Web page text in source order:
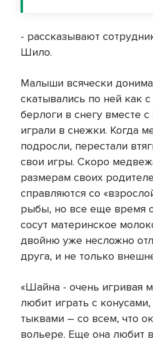
- рассказывают
Шило.
Малыши всячески
скатывались по ней как
берлоги в снегу вместе
играли в снежки. Когда
подросли, перестали
свои игры. Скоро
размерам своих
справляются со
рыбы, но все еще время
сосут материнское
двойню уже несложно
друга, и не только
«Шайна - очень игривая
любит играть с
тыквами – со всем, что
вольере. Еще она любит